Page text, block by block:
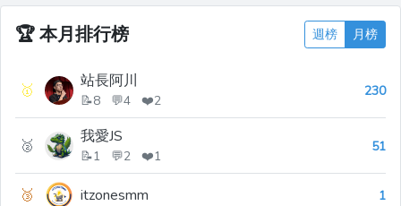
🏆本月排行榜 週榜 月榜
🥇 站長阿川
📝8 💬4 ❤️2
230
🥈 我愛JS
📝1 💬2 ❤️1
51
🥉 itzonesmm 1